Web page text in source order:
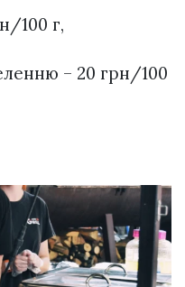
100 г,
– 20 грн/100